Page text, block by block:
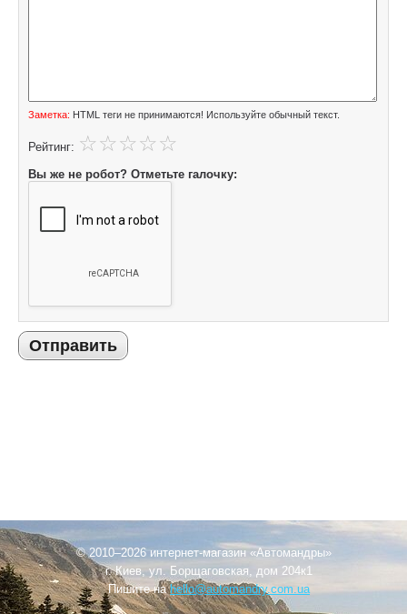
Заметка: HTML теги не принимаются! Используйте обычный текст.
Рейтинг:
Вы же не робот? Отметьте галочку:
Отправить
© 2010–2026 интернет-магазин «Автомандры»
г. Киев, ул. Борщаговская, дом 204к1
Пишите наhello@automandry.com.ua